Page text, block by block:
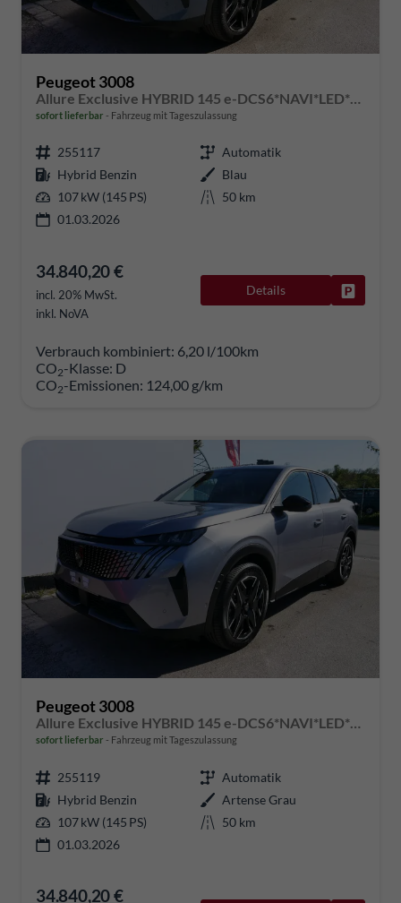
Peugeot 3008
sofort lieferbar Fahrzeug mit Tageszulassung
255117
Automatik
Hybrid Benzin
Blau
107 kW (145 PS)
50 km
01.03.2026
34.840,20 €
incl. 20% MwSt.
inkl. NoVA
Details
Verbrauch kombiniert: 6,20 l/100km
CO2-Klasse: D
CO2-Emissionen: 124,00 g/km
Peugeot 3008
Allure Exclusive HYBRID 145 e-DCS6*NAVI*LED*PDC*360*KAMERA*TEMPOMAT*19-ZOLL-ALU
sofort lieferbar Fahrzeug mit Tageszulassung
255119
Automatik
Hybrid Benzin
Artense Grau
107 kW (145 PS)
50 km
01.03.2026
34.840,20 €